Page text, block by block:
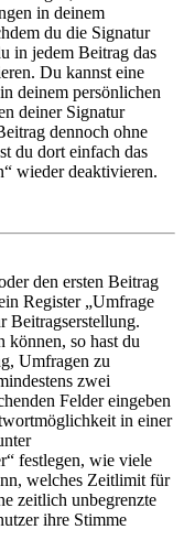
in deinem
du die Signatur
in jedem Beitrag das
Du kannst eine
deinem persönlichen
deiner Signatur
dennoch ohne
du dort einfach das
wieder deaktivieren.
den ersten Beitrag
Register „Umfrage
Beitragserstellung.
können, so hast du
Umfragen zu
zwei
Felder eingeben
in einer
festlegen, wie viele
welches Zeitlimit für
zeitlich unbegrenzte
ihre Stimme